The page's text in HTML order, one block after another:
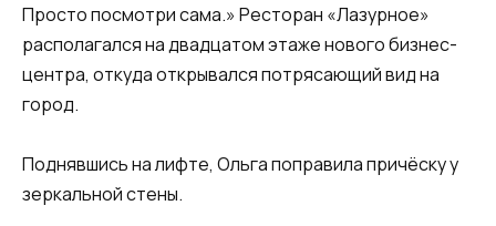
Просто посмотри сама.» Ресторан «Лазурное»
располагался на двадцатом этаже нового бизнес-
центра, откуда открывался потрясающий вид на
город.
Поднявшись на лифте, Ольга поправила причёску у
зеркальной стены.